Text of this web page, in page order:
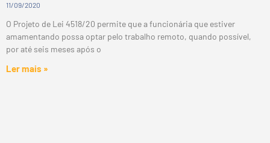
11/09/2020
O Projeto de Lei 4518/20 permite que a funcionária que estiver
amamentando possa optar pelo trabalho remoto, quando possível,
por até seis meses após o
Ler mais »